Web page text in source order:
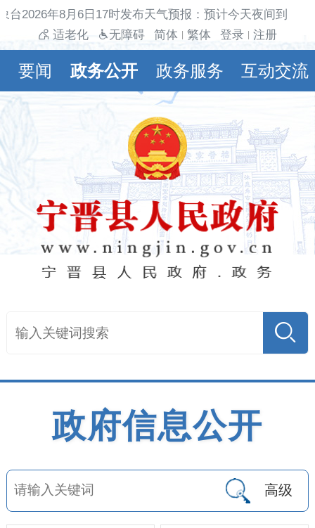
台2026年8月6日17时发布天气预报：预计今天夜间到明
适老化
无障碍 简体 繁体 登录 注册
要闻 政务公开 政务服务 互动交流
政府信息公开
高级